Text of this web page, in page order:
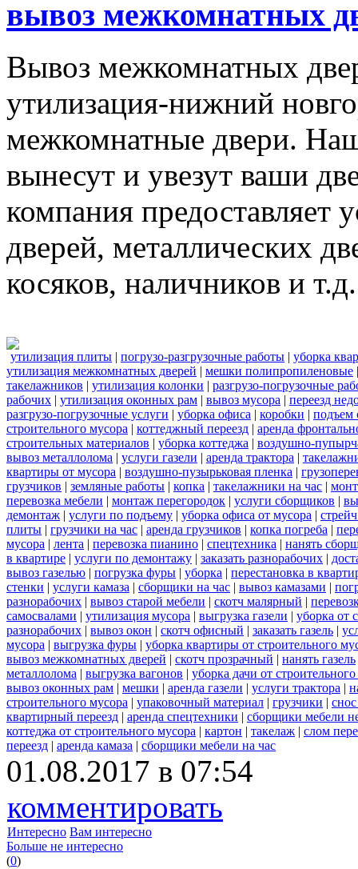
вывоз межкомнатных
Вывоз межкомнатных
утилизация-нижний
межкомнатные двери.
вынесут и увезут ваши
компания предоставляет
дверей, металлических
косяков, наличников и т.д.
утилизация плиты | погрузо-разгрузочные работы | уборка
утилизация межкомнатных дверей | мешки полипропиленовые
такелажников | утилизация колонки | разгрузо-погрузочные
рабочих | утилизация оконных рам | вывоз мусора | переезд
разгрузо-погрузочные услуги | уборка офиса | коробки | подъем
строительного мусора | коттеджный переезд | аренда
строительных материалов | уборка коттеджа | воздушно-
вывоз металлолома | услуги газели | аренда трактора |
квартиры от мусора | воздушно-пузырьковая пленка |
грузчиков | земляные работы | копка | такелажники на час |
перевозка мебели | монтаж перегородок | услуги сборщиков |
демонтаж | услуги по подъему | уборка офиса от мусора |
плиты | грузчики на час | аренда грузчиков | копка погреба |
мусора | лента | перевозка пианино | спецтехника | нанять
в квартире | услуги по демонтажу | заказать разнорабочих |
вывоз газелью | погрузка фуры | уборка | перестановка в
стенки | услуги камаза | сборщики на час | вывоз камазами |
разнорабочих | вывоз старой мебели | скотч малярный |
самосвалами | утилизация мусора | выгрузка газели | уборка от
разнорабочих | вывоз окон | скотч офисный | заказать газель |
мусора | выгрузка фуры | уборка квартиры от строительного
вывоз межкомнатных дверей | скотч прозрачный | нанять газель
металлолома | выгрузка вагонов | уборка дачи от
вывоз оконных рам | мешки | аренда газели | услуги трактора |
строительного мусора | упаковочный материал | грузчики |
квартирный переезд | аренда спецтехники | сборщики мебели
коттеджа от строительного мусора | картон | такелаж | слом
переезд | аренда камаза | сборщики мебели на час
01.08.2017 в 07:54
комментировать
Интересно Вам интересно
Больше не интересно
(0)